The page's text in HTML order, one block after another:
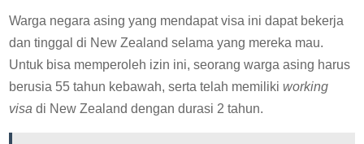
Warga negara asing yang mendapat visa ini dapat bekerja
dan tinggal di New Zealand selama yang mereka mau.
Untuk bisa memperoleh izin ini, seorang warga asing harus
berusia 55 tahun kebawah, serta telah memilikiworking
visadi New Zealand dengan durasi 2 tahun.